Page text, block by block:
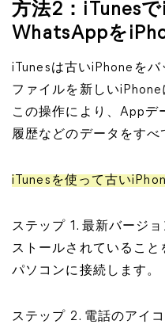
方法2：iTunes
WhatsAppを
iTunesは古いiPhoneを
ファイルを新しいiPhone
この操作により、Appデ
履歴などのデータをすべ
iTunesを使って古い
ステップ 1. 最新バージ
ストールされているこ
パソコンに接続します。
ステップ 2. 電話のアイ